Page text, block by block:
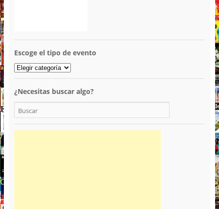
Escoge el tipo de evento
¿Necesitas buscar algo?